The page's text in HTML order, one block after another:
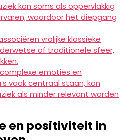
kan soms als oppervlakkig
waardoor het diepgang
vrolijke klassieke
of traditionele sfeer,
emoties en
vaak centraal staan, kan
als minder relevant worden
en positiviteit in